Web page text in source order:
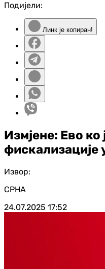
Подијели:
Линк је копиран!
Измјене: Ево ко
фискализације
Извор:
СРНА
24.07.2025 17:52